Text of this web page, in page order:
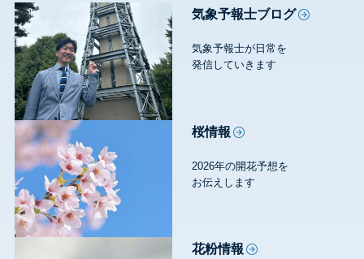
気象予報士ブログ
気象予報士が日常を
発信していきます
桜情報
2026年の開花予想を
お伝えします
花粉情報